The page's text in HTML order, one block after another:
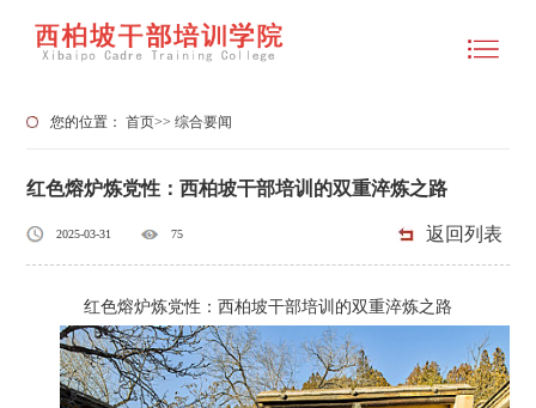
您的位置：首页>>综合要闻
红色熔炉炼党性：西柏坡干部培训的双重淬炼之路
2025-03-31 75 返回列表
红色熔炉炼党性：西柏坡干部培训的双重淬炼之路